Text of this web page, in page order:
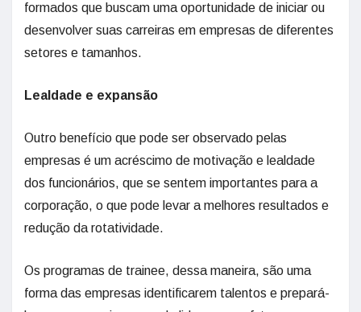
formados que buscam uma oportunidade de iniciar ou
desenvolver suas carreiras em empresas de diferentes
setores e tamanhos.
Lealdade e expansão
Outro benefício que pode ser observado pelas
empresas é um acréscimo de motivação e lealdade
dos funcionários, que se sentem importantes para a
corporação, o que pode levar a melhores resultados e
redução da rotatividade.
Os programas de trainee, dessa maneira, são uma
forma das empresas identificarem talentos e prepará-